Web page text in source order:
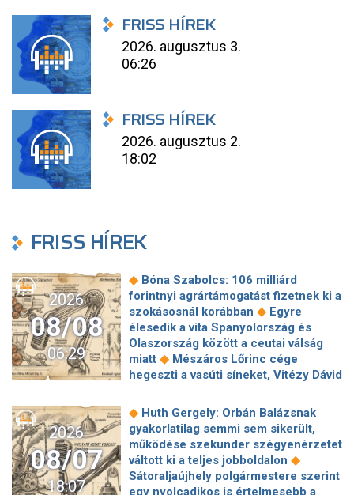
FRISS HÍREK
2026. augusztus 3.
06:26
FRISS HÍREK
2026. augusztus 2.
18:02
FRISS HÍREK
2026
08/08
06:29
◆ Bóna Szabolcs: 106 milliárd
forintnyi agrártámogatást fizetnek ki a
szokásosnál korábban ◆ Egyre
élesedik a vita Spanyolország és
Olaszország között a ceutai válság
miatt ◆ Mészáros Lőrinc cége
hegeszti a vasúti síneket, Vitézy Dávid
tesz a Bosnyák téri irodakomplexum
beruházója, ha az állam felmondja a
szerződésüket ◆ Megérkezett
Magyar Péter bejelentése: így költik
el a 6 ezer milliárd forintnyi uniós
◆Megbénult az ivóvíztárolók
2026
08/07
18:07
◆ Huth Gergely: Orbán Balázsnak
gyakorlatilag semmi sem sikerült,
működése szekunder szégyenérzetet
váltott ki a teljes jobboldalon ◆
Sátoraljaújhely polgármestere szerint
egy nyolcadikos is értelmesebb a